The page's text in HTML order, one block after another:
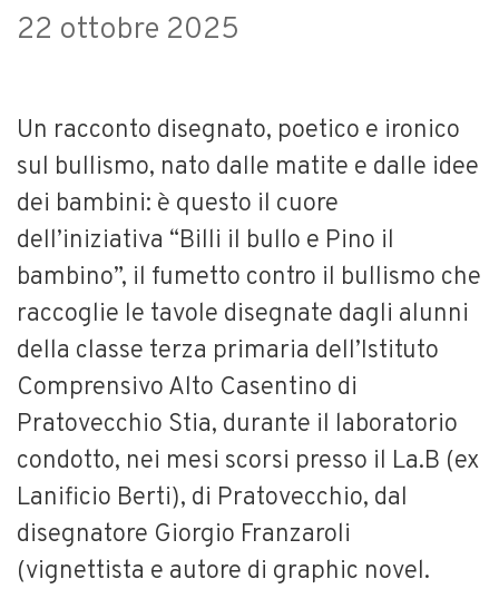
22 ottobre 2025
Un racconto disegnato, poetico e ironico
sul bullismo, nato dalle matite e dalle idee
dei bambini: è questo il cuore
dell’iniziativa “Billi il bullo e Pino il
bambino”, il fumetto contro il bullismo che
raccoglie le tavole disegnate dagli alunni
della classe terza primaria dell’Istituto
Comprensivo Alto Casentino di
Pratovecchio Stia, durante il laboratorio
condotto, nei mesi scorsi presso il La.B (ex
Lanificio Berti), di Pratovecchio, dal
disegnatore Giorgio Franzaroli
(vignettista e autore di graphic novel.